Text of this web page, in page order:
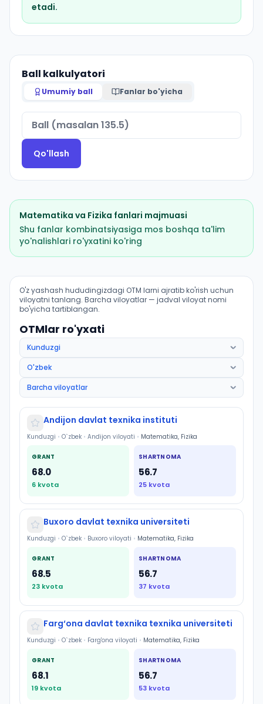
etadi.
Ball kalkulyatori
Umumiy ball Fanlar bo'yicha
Qo'llash
Matematika va Fizika fanlari majmuasi
Shu fanlar kombinatsiyasiga mos boshqa ta'lim
yo'nalishlari ro'yxatini ko'ring
Qurilish muhandisligi: OTM lar bo'yicha kirish ballari
O'z yashash hududingizdagi OTM larni ajratib ko'rish uchun
viloyatni tanlang. Barcha viloyatlar — jadval viloyat nomi
bo'yicha tartiblangan.
OTMlar ro'yxati
Andijon davlat texnika instituti
Kunduzgi • O`zbek • Andijon viloyati • Matematika, Fizika
GRANT
68.0
6 kvota
SHARTNOMA
56.7
25 kvota
Buxoro davlat texnika universiteti
Kunduzgi • O`zbek • Buxoro viloyati • Matematika, Fizika
GRANT
68.5
23 kvota
SHARTNOMA
56.7
37 kvota
Farg‘ona davlat texnika texnika universiteti
Kunduzgi • O`zbek • Farg'ona viloyati • Matematika, Fizika
GRANT
68.1
19 kvota
SHARTNOMA
56.7
53 kvota